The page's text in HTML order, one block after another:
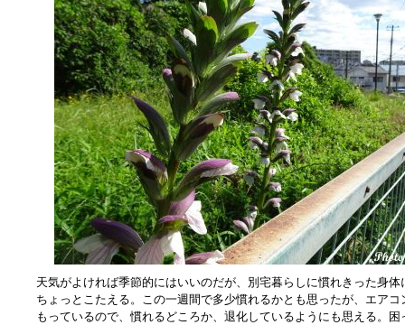
天気がよければ季節的にはいいのだが、別宅暮らしに慣れきった身
ちょっとこたえる。この一週間で多少慣れるかとも思ったが、エア
もっているので、慣れるどころか、退化しているようにも思える。困